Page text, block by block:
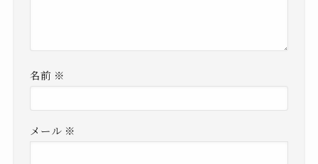
名前 ※
メール ※